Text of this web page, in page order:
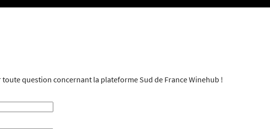
toute question concernant la plateforme Sud de France Winehub !